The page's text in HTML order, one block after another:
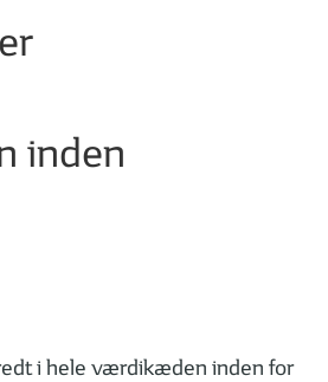
inden
i hele værdikæden inden for